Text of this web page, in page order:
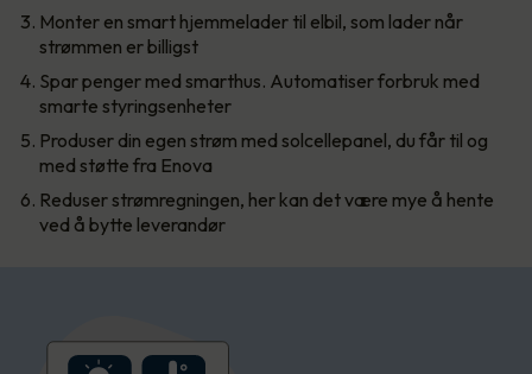
Monter en smart hjemmelader til elbil, som lader når
strømmen er billigst
Spar penger med smarthus. Automatiser forbruk med
smarte styringsenheter
Produser din egen strøm med solcellepanel, du får til og
med støtte fra Enova
Reduser strømregningen, her kan det være mye å hente
ved å bytte leverandør